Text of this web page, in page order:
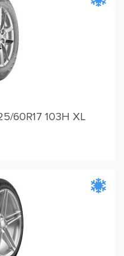
60R17 103H XL